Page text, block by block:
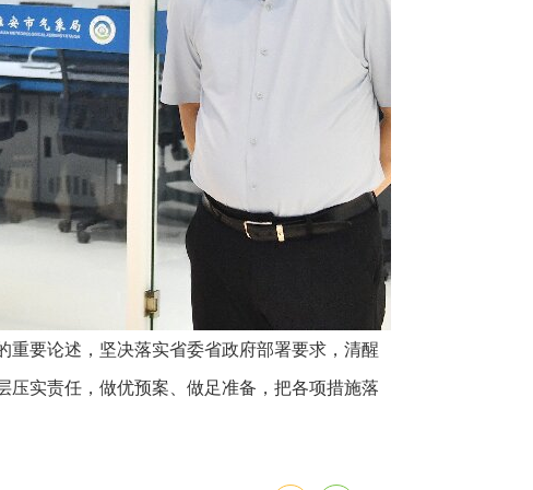
重要论述，坚决落实省委省政府部署要求，清醒
实责任，做优预案、做足准备，把各项措施落